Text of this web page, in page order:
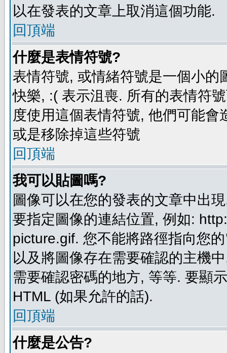
以在發表的文章上取消這個功能.
回頂端
什麼是表情符號?
表情符號, 或情緒符號是一個小
快樂, :( 表示沮喪. 所有的表情符
度使用這個表情符號, 他們可能
或是移除掉這些符號
回頂端
我可以貼圖嗎?
圖像可以在您的發表的文章中出
要指定圖像的連結位置, 例如:
picture.gif. 您不能將路徑指向您
以及將圖像存在需要確認的主機
需要確認密碼的地方, 等等. 要顯
HTML (如果允許的話).
回頂端
什麼是公告?